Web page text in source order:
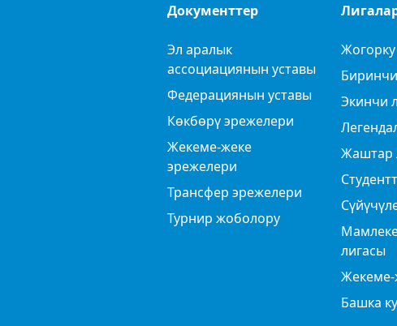
Документтер
Эл аралык
ассоциациянын уставы
Федерациянын уставы
Көкбөрү эрежелери
Жекеме-жеке
эрежелери
Трансфер эрежелери
Турнир жоболору
Жогорку
Экинчи
Жаштар
лигасы
Жекеме-
Башка